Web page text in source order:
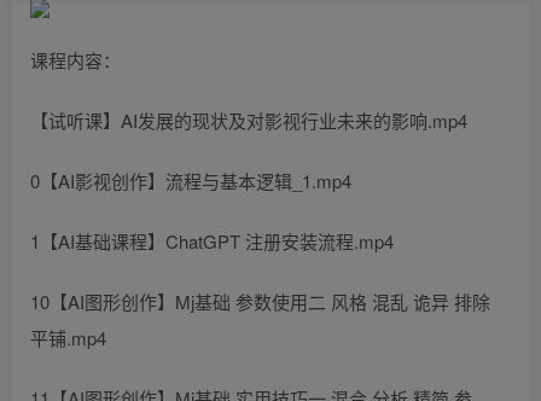
课程内容：
【试听课】AI发展的现状及对影视行业未来的影响.mp4
0【AI影视创作】流程与基本逻辑_1.mp4
1【AI基础课程】ChatGPT 注册安装流程.mp4
10【AI图形创作】Mj基础 参数使用二 风格 混乱 诡异 排除
平铺.mp4